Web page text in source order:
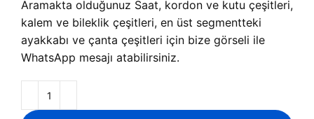
Aramakta olduğunuz Saat, kordon ve kutu çeşitleri,
kalem ve bileklik çeşitleri, en üst segmentteki
ayakkabı ve çanta çeşitleri için bize görseli ile
WhatsApp mesajı atabilirsiniz.